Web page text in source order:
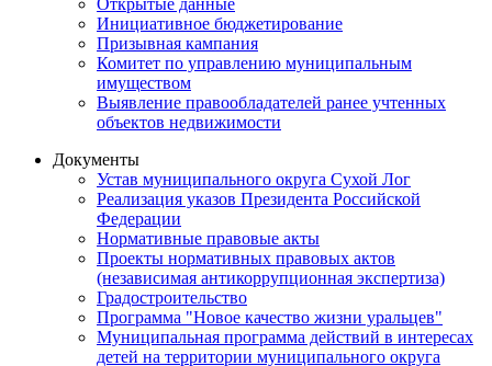
Инициативное бюджетирование
Призывная кампания
Комитет по управлению муниципальным
имуществом
Выявление правообладателей ранее учтенных
объектов недвижимости
Документы
Устав муниципального округа Сухой Лог
Реализация указов Президента Российской
Федерации
Нормативные правовые акты
Проекты нормативных правовых актов
(независимая антикоррупционная экспертиза)
Градостроительство
Программа "Новое качество жизни уральцев"
Муниципальная программа действий в интересах
детей на территории муниципального округа